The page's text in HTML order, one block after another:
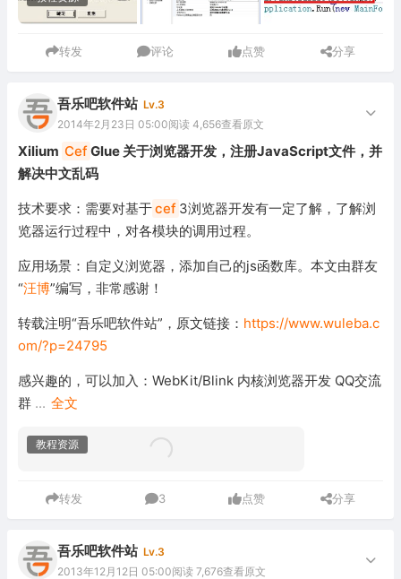
转发 评论 点赞 分享
吾乐吧软件站 Lv.3
2014年2月23日 05:00阅读 4,656查看原文
Xilium CefGlue 关于浏览器开发，注册JavaScript文件，并
解决中文乱码
技术要求：需要对基于cef 3浏览器开发有一定了解，了解浏
览器运行过程中，对各模块的调用过程。
应用场景：自定义浏览器，添加自己的js函数库。本文由群友
“汪博”编写，非常感谢！
转载注明“吾乐吧软件站”，原文链接： https://www.wuleba.c
om/?p=24795
感兴趣的，可以加入：WebKit/Blink 内核浏览器开发 QQ交流
群 ... 全文
教程资源
转发 3 点赞 分享
吾乐吧软件站 Lv.3
2013年12月12日 05:00阅读 7,676查看原文